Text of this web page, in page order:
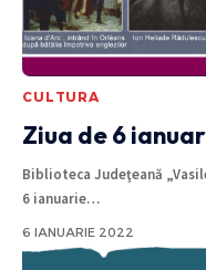
CULTURA
Ziua de 6
Biblioteca Judeţeană
6 ianuarie…
6 IANUARIE 2022